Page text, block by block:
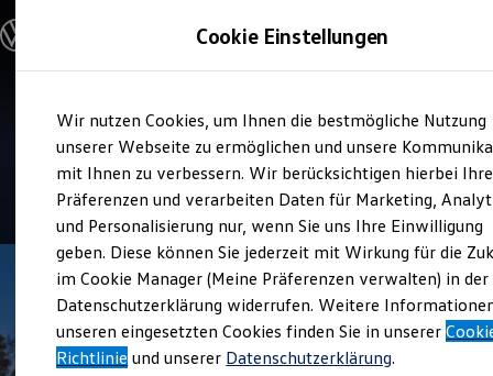
Hauptinhalt
springen
Footer
springen
Modelle und Konfigurator
Modelle vergleichen
Elektroautos
ENERGY Sondermodelle
Nutzfahrzeuge
SUV und CUV
Familienautos
Kombis
Kompaktwagen
Sportwagen
Schnell verfügbare Fahrzeuge
Angebote und Produkte
Aktuelle Angebote
E-Auto-Förderung
Volkswagen Marktplatz
Verkauf und Service
Hahn Automobile Böblingen
4.5| 370 Bewertungen
Cookie Einstellungen
Wir nutzen Cookies, um Ihnen die bestmögliche Nutzung
unserer Webseite zu ermöglichen und unsere
mit Ihnen zu verbessern. Wir berücksichtigen hierbei Ihre
Präferenzen und verarbeiten Daten für Marketing,
und Personalisierung nur, wenn Sie uns Ihre Einwilligung
geben. Diese können Sie jederzeit mit Wirkung für die
im Cookie Manager (Meine Präferenzen verwalten) in der
Datenschutzerklärung widerrufen. Weitere
unseren eingesetzten Cookies finden Sie in unserer
Richtlinie und unserer Datenschutzerklärung.